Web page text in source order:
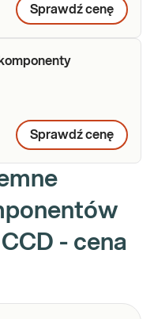
Sprawdź cenę
Sprawdź cenę
- cena